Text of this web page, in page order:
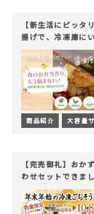
【新生活にピッタ
揚げで、冷凍庫に
商品紹介 大容量
【完売御礼】おか
わせセットできま